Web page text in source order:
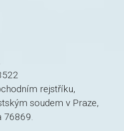
rejstříku,
soudem v Praze,
76869.